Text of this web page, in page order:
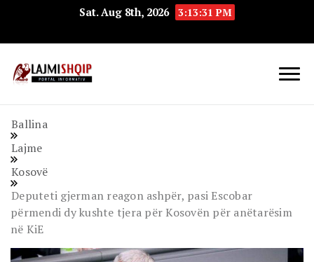
Sat. Aug 8th, 2026 3:13:32 PM
Ballina
Lajme
Kosovë
Deputeti gjerman reagon ashpër, pasi Escobar
përmendi dy kushte tjera për Kosovën për anëtarësim
në KiE